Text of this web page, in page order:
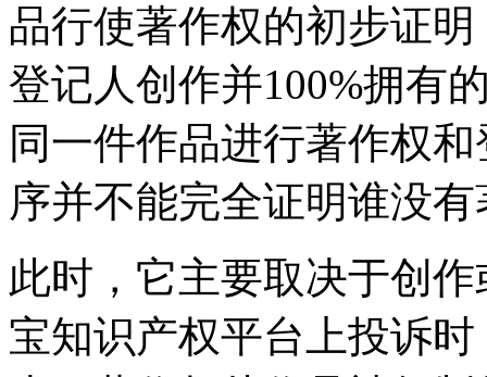
品行使著作权的初步证
登记人创作并100%拥有
同一件作品进行著作权
序并不能完全证明谁没
此时，它主要取决于创
宝知识产权平台上投诉